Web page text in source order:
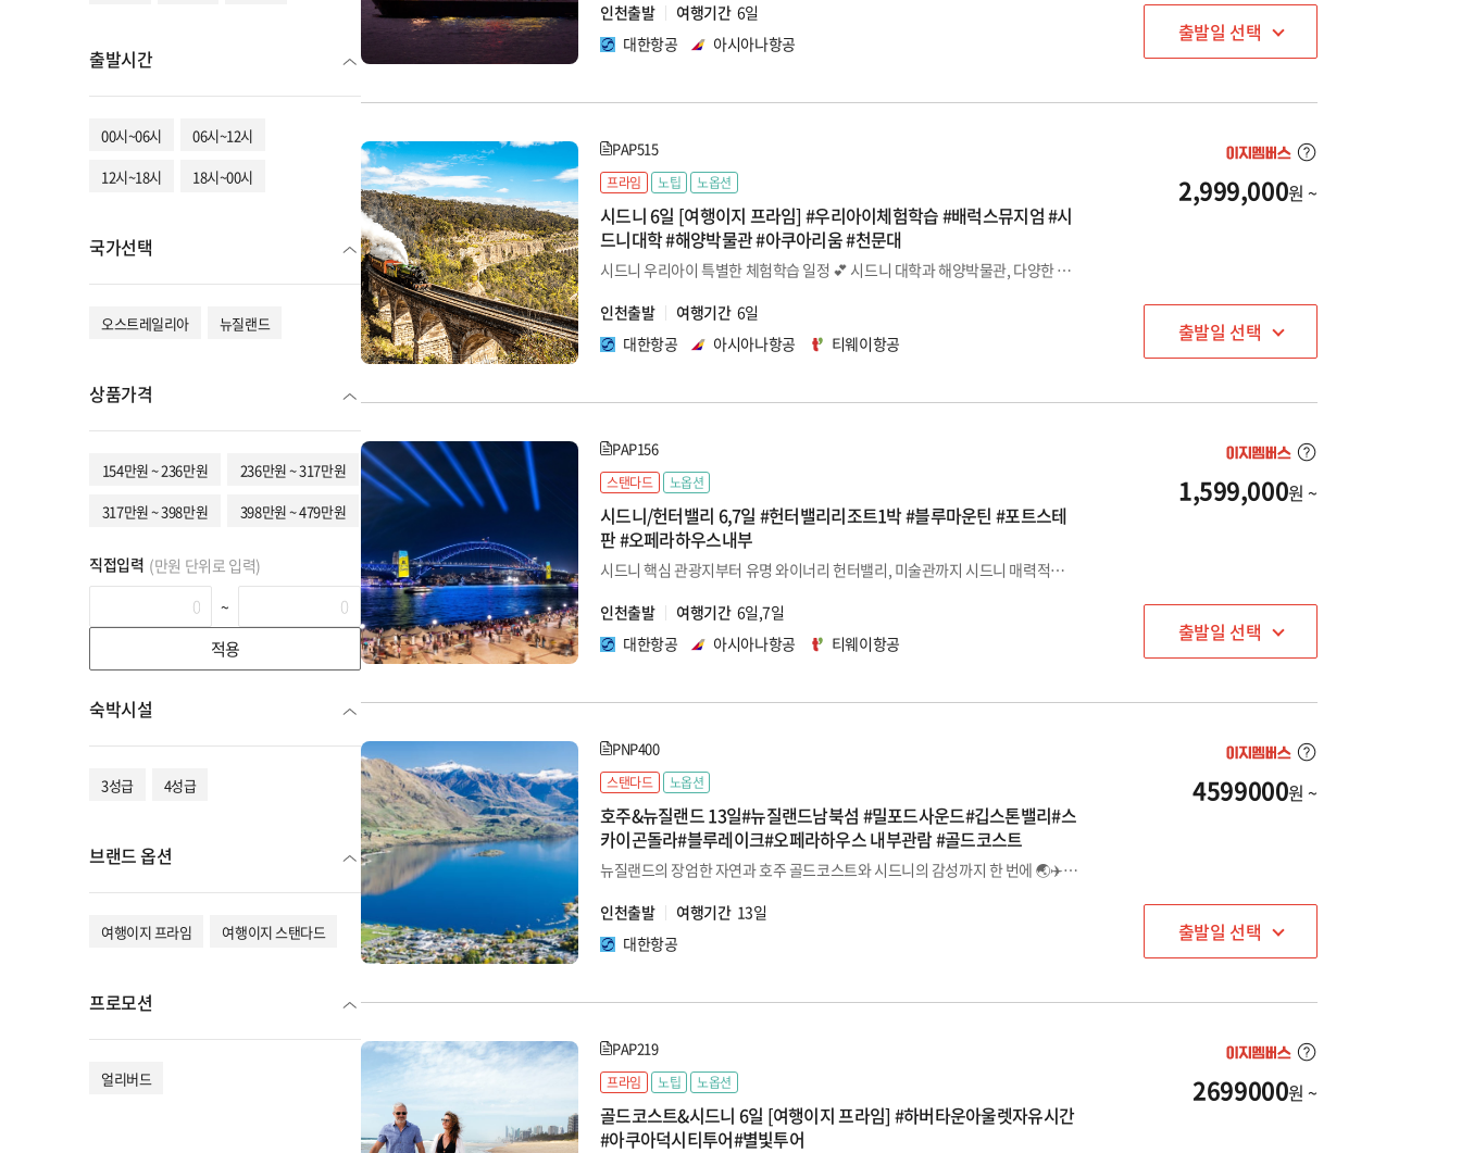
출발시간
00시~06시
06시~12시
12시~18시
18시~00시
국가선택
오스트레일리아 뉴질랜드
상품가격
154만원 ~ 236만원
236만원 ~ 317만원
317만원 ~ 398만원
398만원 ~ 479만원
직접입력 (만원 단위로 입력)
~
적용
숙박시설
3성급 4성급
브랜드 옵션
여행이지 프라임 여행이지 스탠다드
프로모션
얼리버드
인천출발
여행기간 6일
대한항공
아시아나항공 출발일 선택
PAP515
프라임 노팁 노옵션
시드니 6일 [여행이지 프라임] #우리아이체험학습 #배럭스뮤지엄 #시
드니대학 #해양박물관 #아쿠아리움 #천문대
시드니 우리아이 특별한 체험학습 일정 💕 시드니 대학과 해양박물관, 다양한 동물이 사는 동물원, 천문대 그리고 배럭스 뮤지엄 등등 다양한 체험과 시드니의 일정을 아이와 함께 🐨🌊
인천출발
여행기간 6일
대한항공
아시아나항공 티웨이항공
2,999,000원 ~
출발일 선택
PAP156
스탠다드 노옵션
시드니/헌터밸리 6,7일 #헌터밸리리조트1박 #블루마운틴 #포트스테
판 #오페라하우스내부
시드니 핵심 관광지부터 유명 와이너리 헌터밸리, 미술관까지 시드니 매력적인 순간을 만나볼 수 있는 시간 / 💜 7일 일정 시 노스헤드 전망대, 맨리비치 및 호주박물관 방문 일정
인천출발
여행기간 6일,7일
대한항공
아시아나항공 티웨이항공
1,599,000원 ~
출발일 선택
PNP400
스탠다드 노옵션
호주&뉴질랜드 13일#뉴질랜드남북섬 #밀포드사운드#깁스톤밸리#스
카이곤돌라#블루레이크#오페라하우스 내부관람 #골드코스트
뉴질랜드의 장엄한 자연과 호주 골드코스트와 시드니의 감성까지 한 번에 🌏✈️ 부족함이 없는 프리미엄 패키지
인천출발
여행기간 13일
대한항공
4599000원 ~
출발일 선택
PAP219
프라임 노팁 노옵션
골드코스트&시드니 6일 [여행이지 프라임] #하버타운아울렛자유시간
#아쿠아덕시티투어#별빛투어
2699000원 ~